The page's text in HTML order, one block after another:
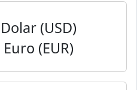
Dolar (USD)
Euro (EUR)